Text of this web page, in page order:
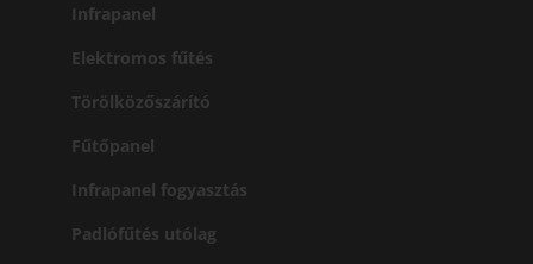
Infrapanel
Elektromos fűtés
Törölközőszárító
Fűtőpanel
Infrapanel fogyasztás
Padlófűtés utólag